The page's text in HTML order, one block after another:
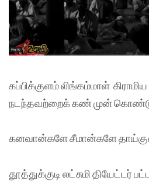
கப்பிக்குளம் லிங்கம்மாள்
நடந்தவற்றைக் கண் முன் கொண்டு
கனவான்களே சீமான்களே
தூத்துக்குடி லட்சுமி தியேட்டர்